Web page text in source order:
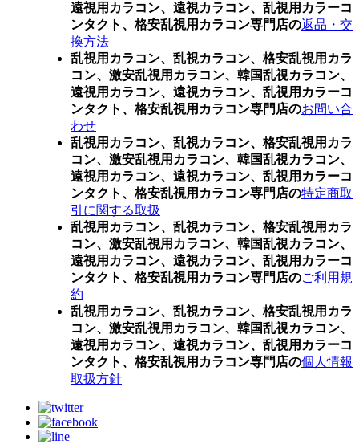
遠視用カラコン、遠視カラコン、乱視用カラーコ
ンタクト、格安乱視用カラコン専門店の返品・交
換方法
乱視用カラコン、乱視カラコン、格安乱視用カラ
コン、激安乱視用カラコン、韓国乱視カラコン、
遠視用カラコン、遠視カラコン、乱視用カラーコ
ンタクト、格安乱視用カラコン専門店のお問い合
わせ
乱視用カラコン、乱視カラコン、格安乱視用カラ
コン、激安乱視用カラコン、韓国乱視カラコン、
遠視用カラコン、遠視カラコン、乱視用カラーコ
ンタクト、格安乱視用カラコン専門店の特定商取
引に関する取扱
乱視用カラコン、乱視カラコン、格安乱視用カラ
コン、激安乱視用カラコン、韓国乱視カラコン、
遠視用カラコン、遠視カラコン、乱視用カラーコ
ンタクト、格安乱視用カラコン専門店のご利用規
約
乱視用カラコン、乱視カラコン、格安乱視用カラ
コン、激安乱視用カラコン、韓国乱視カラコン、
遠視用カラコン、遠視カラコン、乱視用カラーコ
ンタクト、格安乱視用カラコン専門店の個人情報
取扱方針